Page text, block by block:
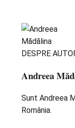
DESPRE
Andreea
Sunt Andreea
România.